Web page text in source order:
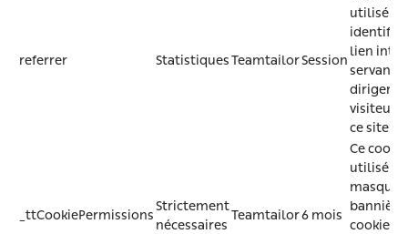
referrer StatistiquesTeamtailorSession
utilisé
lien
servant à
diriger
visiteurs
ce site.
_ttCookiePermissions
Strictement
nécessaires
Teamtailor6 mois
Ce
utilisé
masquer
bannière
cookies